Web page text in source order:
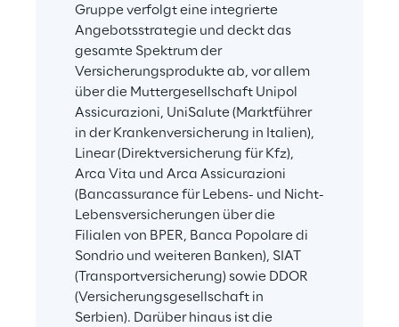
Gruppe verfolgt eine integrierte
Angebotsstrategie und deckt das
gesamte Spektrum der
Versicherungsprodukte ab, vor allem
über die Muttergesellschaft Unipol
Assicurazioni, UniSalute (Marktführer
in der Krankenversicherung in Italien),
Linear (Direktversicherung für Kfz),
Arca Vita und Arca Assicurazioni
(Bancassurance für Lebens- und Nicht-
Lebensversicherungen über die
Filialen von BPER, Banca Popolare di
Sondrio und weiteren Banken), SIAT
(Transportversicherung) sowie DDOR
(Versicherungsgesellschaft in
Serbien). Darüber hinaus ist die